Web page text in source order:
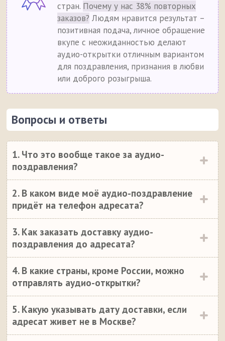
стран. Почему у нас 38% повторных
заказов? Людям нравится результат –
позитивная подача, личное обращение
вкупе с неожиданностью делают
аудио-открытки отличным вариантом
для поздравления, признания в любви
или доброго розыгрыша.
Вопросы и ответы
1. Что это вообще такое за аудио-
поздравления?
2. В каком виде моё аудио-поздравление
придёт на телефон адресата?
3. Как заказать доставку аудио-
поздравления до адресата?
4. В какие страны, кроме России, можно
отправлять аудио-открытки?
5. Какую указывать дату доставки, если
адресат живет не в Москве?